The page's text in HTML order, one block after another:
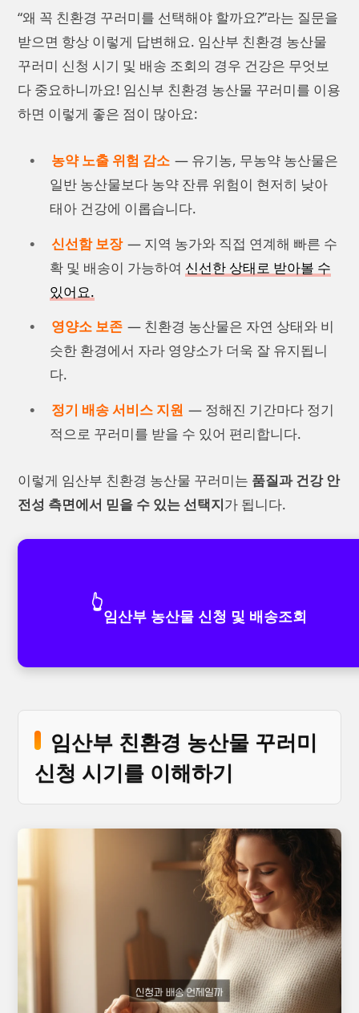
“왜 꼭 친환경 꾸러미를 선택해야 할까요?”라는 질문을
받으면 항상 이렇게 답변해요. 임산부 친환경 농산물
꾸러미 신청 시기 및 배송 조회의 경우 건강은 무엇보
다 중요하니까요! 임신부 친환경 농산물 꾸러미를 이용
하면 이렇게 좋은 점이 많아요:
농약 노출 위험 감소 — 유기농, 무농약 농산물은
일반 농산물보다 농약 잔류 위험이 현저히 낮아
태아 건강에 이롭습니다.
신선함 보장 — 지역 농가와 직접 연계해 빠른 수
확 및 배송이 가능하여 신선한 상태로 받아볼 수
있어요.
영양소 보존 — 친환경 농산물은 자연 상태와 비
슷한 환경에서 자라 영양소가 더욱 잘 유지됩니
다.
정기 배송 서비스 지원 — 정해진 기간마다 정기
적으로 꾸러미를 받을 수 있어 편리합니다.
이렇게 임산부 친환경 농산물 꾸러미는 품질과 건강 안
전성 측면에서 믿을 수 있는 선택지가 됩니다.
👆
임산부 농산물 신청 및 배송조회
임산부 친환경 농산물 꾸러미
신청 시기를 이해하기